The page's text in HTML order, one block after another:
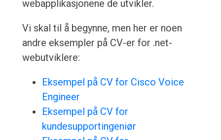
webapplikasjonene de utvikler.
Vi skal til å begynne, men her er noen
andre eksempler på CV-er for .net-
webutviklere:
Eksempel på CV for Cisco Voice
Engineer
Eksempel på CV for
kundesupportingeniør